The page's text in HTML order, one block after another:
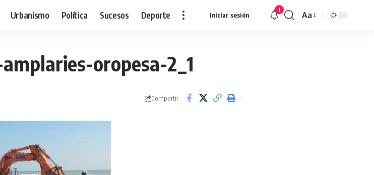
Urbanismo Política Sucesos Deporte Iniciar sesión
1
Redimensionar
Aa
oropesa-2_1
Compartir